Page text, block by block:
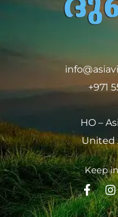
+971
HO –
United
Keep